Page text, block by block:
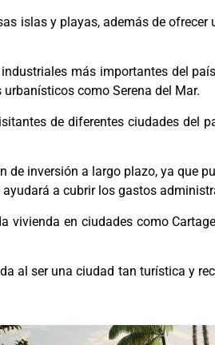
islas y playas, además de
más importantes del
como Serena del Mar.
de diferentes ciudades del
de inversión a largo plazo, ya que
a cubrir los gastos
vivienda en ciudades como
al ser una ciudad tan turística y